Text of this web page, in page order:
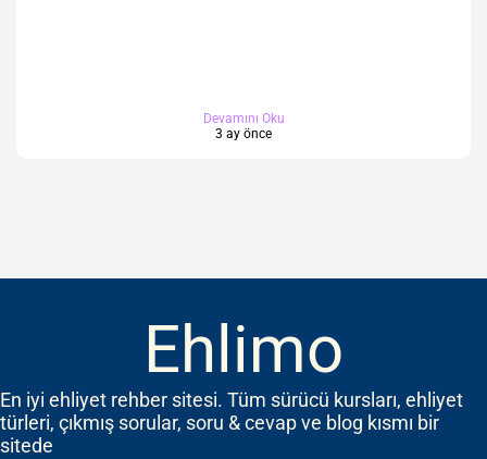
Devamını Oku
3 ay önce
Ehlimo
En iyi ehliyet rehber sitesi. Tüm sürücü kursları, ehliyet
türleri, çıkmış sorular, soru & cevap ve blog kısmı bir
sitede